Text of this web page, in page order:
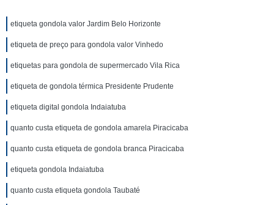
etiqueta gondola valor Jardim Belo Horizonte
etiqueta de preço para gondola valor Vinhedo
etiquetas para gondola de supermercado Vila Rica
etiqueta de gondola térmica Presidente Prudente
etiqueta digital gondola Indaiatuba
quanto custa etiqueta de gondola amarela Piracicaba
quanto custa etiqueta de gondola branca Piracicaba
etiqueta gondola Indaiatuba
quanto custa etiqueta gondola Taubaté